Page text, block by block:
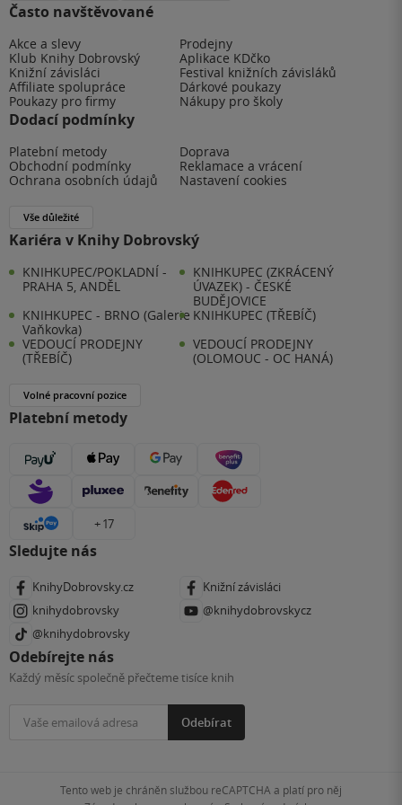
Často navštěvované
Akce a slevy
Prodejny
Klub Knihy Dobrovský
Aplikace KDčko
Knižní závisláci
Festival knižních závisláků
Affiliate spolupráce
Dárkové poukazy
Poukazy pro firmy
Nákupy pro školy
Dodací podmínky
Platební metody
Doprava
Obchodní podmínky
Reklamace a vrácení
Ochrana osobních údajů
Nastavení cookies
Vše důležité
Kariéra v Knihy Dobrovský
KNIHKUPEC/POKLADNÍ -
PRAHA 5, ANDĚL
KNIHKUPEC (ZKRÁCENÝ
ÚVAZEK) - ČESKÉ
BUDĚJOVICE
KNIHKUPEC - BRNO (Galerie
Vaňkovka)
KNIHKUPEC (TŘEBÍČ)
VEDOUCÍ PRODEJNY
(TŘEBÍČ)
VEDOUCÍ PRODEJNY
(OLOMOUC - OC HANÁ)
Volné pracovní pozice
Platební metody
+ 17
Sledujte nás
KnihyDobrovsky.cz
Knižní závisláci
knihydobrovsky
@knihydobrovskycz
@knihydobrovsky
Odebírejte nás
Každý měsíc společně přečteme tisíce knih
Odebírat
Tento web je chráněn službou reCAPTCHA a platí pro něj